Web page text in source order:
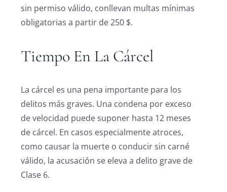
sin permiso válido, conllevan multas mínimas
obligatorias a partir de 250 $.
Tiempo En La Cárcel
La cárcel es una pena importante para los
delitos más graves. Una condena por exceso
de velocidad puede suponer hasta 12 meses
de cárcel. En casos especialmente atroces,
como causar la muerte o conducir sin carné
válido, la acusación se eleva a delito grave de
Clase 6.